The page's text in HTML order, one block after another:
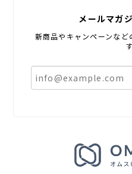
メールマガ
新商品やキャンペーンな